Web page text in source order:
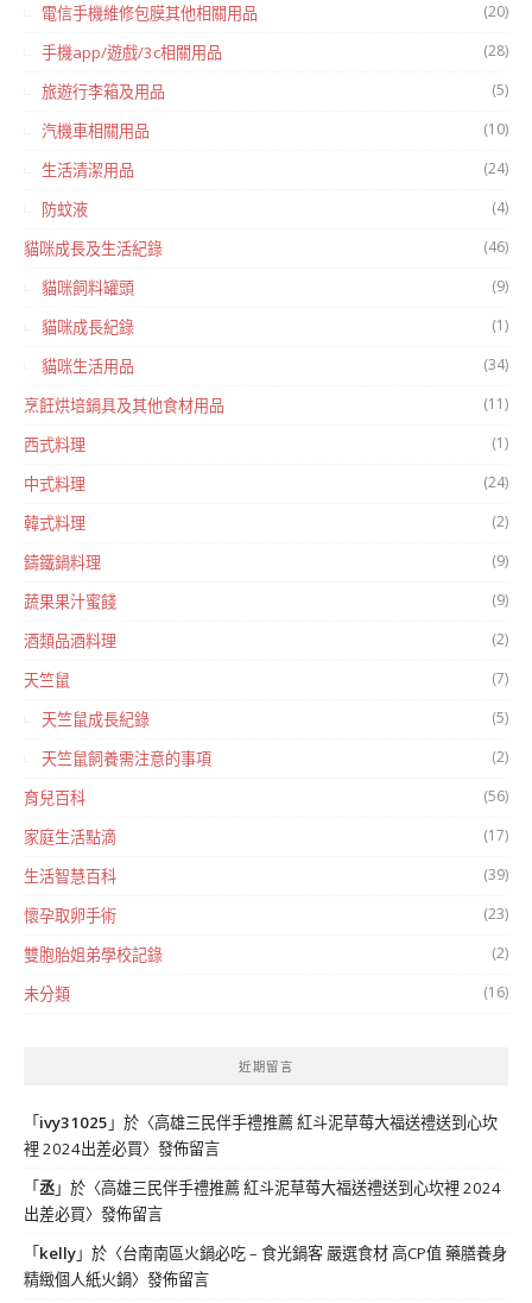
電信手機維修包膜其他相關用品 (20)
手機app/遊戲/3c相關用品 (28)
旅遊行李箱及用品 (5)
汽機車相關用品 (10)
生活清潔用品 (24)
防蚊液 (4)
貓咪成長及生活紀錄 (46)
貓咪飼料罐頭 (9)
貓咪成長紀錄 (1)
貓咪生活用品 (34)
烹飪烘培鍋具及其他食材用品 (11)
西式料理 (1)
中式料理 (24)
韓式料理 (2)
鑄鐵鍋料理 (9)
蔬果果汁蜜餞 (9)
酒類品酒料理 (2)
天竺鼠 (7)
天竺鼠成長紀錄 (5)
天竺鼠飼養需注意的事項 (2)
育兒百科 (56)
家庭生活點滴 (17)
生活智慧百科 (39)
懷孕取卵手術 (23)
雙胞胎姐弟學校記錄 (2)
未分類 (16)
近期留言
「 ivy31025 」於〈高雄三民伴手禮推薦 紅斗泥草莓大福送禮送到心坎
裡 2024出差必買〉發佈留言
「丞」於〈高雄三民伴手禮推薦 紅斗泥草莓大福送禮送到心坎裡 2024
出差必買〉發佈留言
「 kelly」於〈台南南區火鍋必吃 – 食光鍋客 嚴選食材 高CP值 藥膳養身
精緻個人紙火鍋〉發佈留言